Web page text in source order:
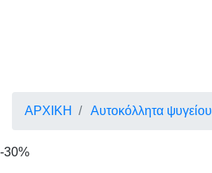
ΑΡΧΙΚΗ Αυτοκόλλητα ψυγείου
-30%